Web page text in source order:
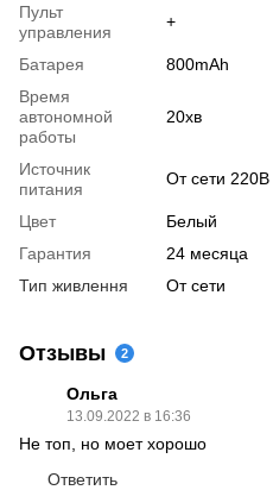
Пульт
управления
+
Батарея
800mAh
Время
автономной
работы
20хв
Источник
питания
От сети 220В
Цвет
Белый
Гарантия
24 месяца
Тип живлення
От сети
Отзывы 2
Ольга
13.09.2022 в 16:36
Не топ, но моет хорошо
Ответить